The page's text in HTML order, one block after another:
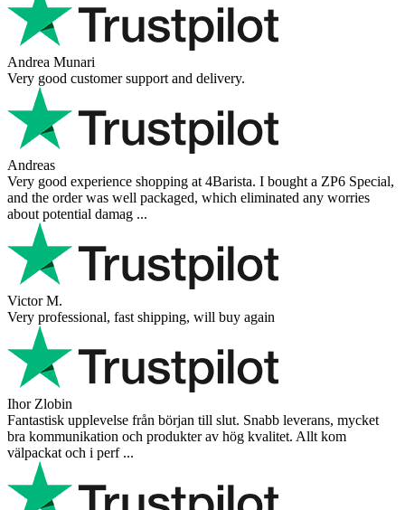
Andrea Munari
Very good customer support and delivery.
Andreas
Very good experience shopping at 4Barista. I bought a ZP6 Special,
and the order was well packaged, which eliminated any worries
about potential damag ...
Victor M.
Very professional, fast shipping, will buy again
Ihor Zlobin
Fantastisk upplevelse från början till slut. Snabb leverans, mycket
bra kommunikation och produkter av hög kvalitet. Allt kom
välpackat och i perf ...